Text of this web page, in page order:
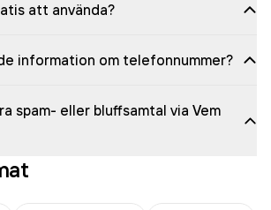
att använda?
information om telefonnummer?
spam- eller bluffsamtal via Vem